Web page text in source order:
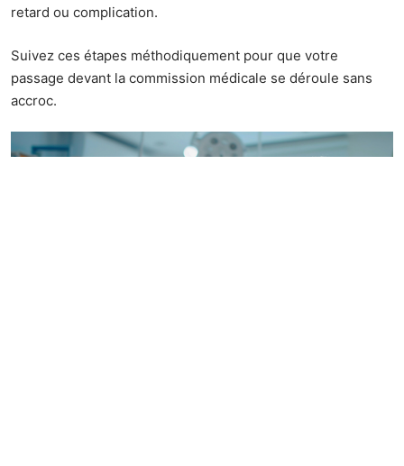
retard ou complication.
Suivez ces étapes méthodiquement pour que votre
passage devant la commission médicale se déroule sans
accroc.